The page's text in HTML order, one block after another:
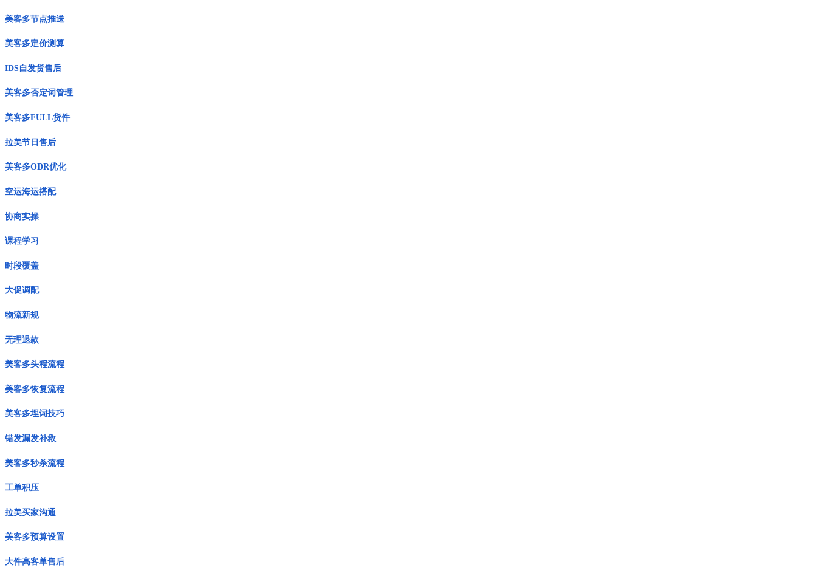
美客多节点推送
美客多定价测算
IDS自发货售后
美客多否定词管理
美客多FULL货件
拉美节日售后
美客多ODR优化
空运海运搭配
协商实操
课程学习
时段覆盖
大促调配
物流新规
无理退款
美客多头程流程
美客多恢复流程
美客多埋词技巧
错发漏发补救
美客多秒杀流程
工单积压
拉美买家沟通
美客多预算设置
大件高客单售后